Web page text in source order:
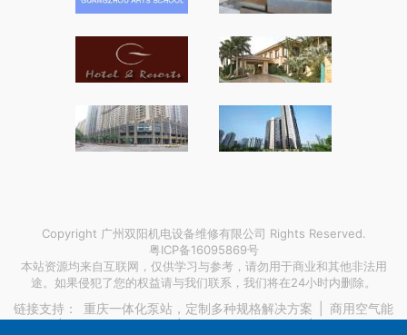
Copyright 广州双阳机电设备维修有限公司 Rights Reserved.
粤ICP备16095869号
本站资源均来自互联网，仅供学习与参考，请勿用于商业和其他非法用
途。如果侵犯了您的权益请与我们联系，我们将在24小时内删除。
链接支持： 重庆一体化泵站，定制多种规格解决方案
商用空气能